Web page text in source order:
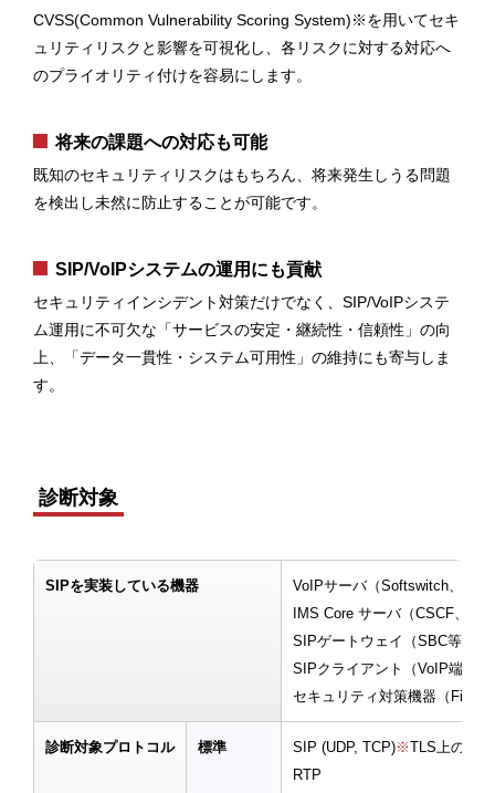
CVSS(Common Vulnerability Scoring System)※を用いてセキ
ュリティリスクと影響を可視化し、各リスクに対する対応へ
のプライオリティ付けを容易にします。
将来の課題への対応も可能
既知のセキュリティリスクはもちろん、将来発生しうる問題
を検出し未然に防止することが可能です。
SIP/VoIPシステムの運用にも貢献
セキュリティインシデント対策だけでなく、SIP/VoIPシステ
ム運用に不可欠な「サービスの安定・継続性・信頼性」の向
上、「データ一貫性・システム可用性」の維持にも寄与しま
す。
診断対象
SIPを実装している機器
VoIPサーバ（Softswitch、IP-
IMS Core サーバ（CSCF、AS
SIPゲートウェイ（SBC等）
SIPクライアント（VoIP端末
セキュリティ対策機器（
診断対象プロトコル 標準 SIP (UDP, TCP)※TLS上のSIP
RTP